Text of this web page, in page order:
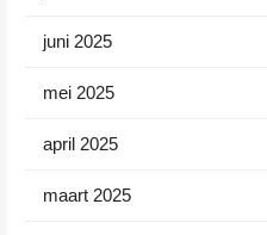
juni 2025
mei 2025
april 2025
maart 2025